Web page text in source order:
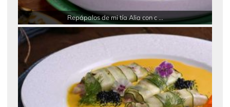
Repápalos de mi tía Alia con c ...